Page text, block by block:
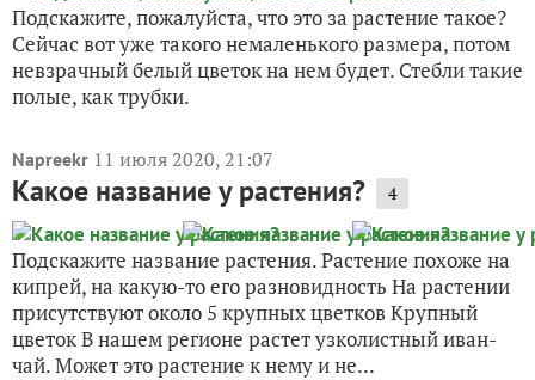
Подскажите, пожалуйста, что это за растение такое?
Сейчас вот уже такого немаленького размера, потом
невзрачный белый цветок на нем будет. Стебли такие
полые, как трубки.
Napreekr 11 июля 2020, 21:07
Какое название у растения? 4
Подскажите название растения. Растение похоже на
кипрей, на какую-то его разновидность На растении
присутствуют около 5 крупных цветков Крупный
цветок В нашем регионе растет узколистный иван-
чай. Может это растение к нему и не...